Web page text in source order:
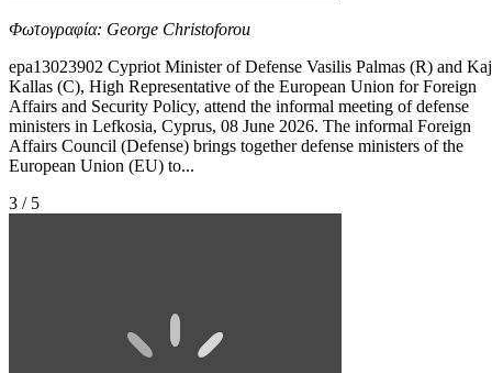
Φωτογραφία: George Christoforou
epa13023902 Cypriot Minister of Defense Vasilis Palmas (R) and
Kallas (C), High Representative of the European Union for Foreign
Affairs and Security Policy, attend the informal meeting of defense
ministers in Lefkosia, Cyprus, 08 June 2026. The informal Foreign
Affairs Council (Defense) brings together defense ministers of the
European Union (EU) to...
3 / 5